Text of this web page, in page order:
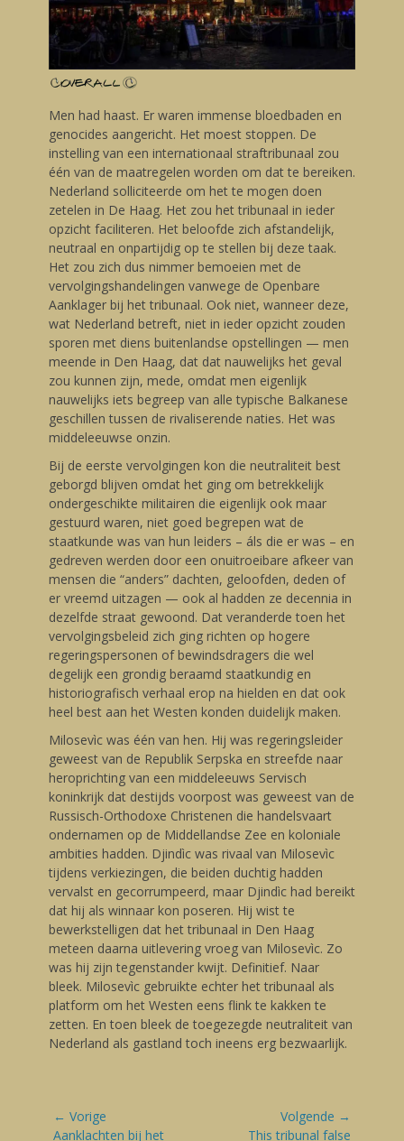
Men had haast. Er waren immense bloedbaden en
genocides aangericht. Het moest stoppen. De
instelling van een internationaal straftribunaal zou
één van de maatregelen worden om dat te bereiken.
Nederland solliciteerde om het te mogen doen
zetelen in De Haag. Het zou het tribunaal in ieder
opzicht faciliteren. Het beloofde zich afstandelijk,
neutraal en onpartijdig op te stellen bij deze taak.
Het zou zich dus nimmer bemoeien met de
vervolgingshandelingen vanwege de Openbare
Aanklager bij het tribunaal. Ook niet, wanneer deze,
wat Nederland betreft, niet in ieder opzicht zouden
sporen met diens buitenlandse opstellingen — men
meende in Den Haag, dat dat nauwelijks het geval
zou kunnen zijn, mede, omdat men eigenlijk
nauwelijks iets begreep van alle typische Balkanese
geschillen tussen de rivaliserende naties. Het was
middeleeuwse onzin.
Bij de eerste vervolgingen kon die neutraliteit best
geborgd blijven omdat het ging om betrekkelijk
ondergeschikte militairen die eigenlijk ook maar
gestuurd waren, niet goed begrepen wat de
staatkunde was van hun leiders – áls die er was – en
gedreven werden door een onuitroeibare afkeer van
mensen die “anders” dachten, geloofden, deden of
er vreemd uitzagen — ook al hadden ze decennia in
dezelfde straat gewoond. Dat veranderde toen het
vervolgingsbeleid zich ging richten op hogere
regeringspersonen of bewindsdragers die wel
degelijk een grondig beraamd staatkundig en
historiografisch verhaal erop na hielden en dat ook
heel best aan het Westen konden duidelijk maken.
Milosevìc was één van hen. Hij was regeringsleider
geweest van de Republik Serpska en streefde naar
heroprichting van een middeleeuws Servisch
koninkrijk dat destijds voorpost was geweest van de
Russisch-Orthodoxe Christenen die handelsvaart
ondernamen op de Middellandse Zee en koloniale
ambities hadden. Djindìc was rivaal van Milosevìc
tijdens verkiezingen, die beiden duchtig hadden
vervalst en gecorrumpeerd, maar Djindìc had bereikt
dat hij als winnaar kon poseren. Hij wist te
bewerkstelligen dat het tribunaal in Den Haag
meteen daarna uitlevering vroeg van Milosevìc. Zo
was hij zijn tegenstander kwijt. Definitief. Naar
bleek. Milosevìc gebruikte echter het tribunaal als
platform om het Westen eens flink te kakken te
zetten. En toen bleek de toegezegde neutraliteit van
Nederland als gastland toch ineens erg bezwaarlijk.
Bericht
← Vorige
Vorige
Aanklachten bij het
Volgende →
VolgendeThis tribunal false